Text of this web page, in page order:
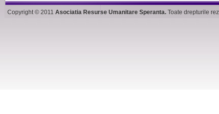
Copyright © 2011 Asociatia Resurse Umanitare Speranta.Toate drepturile